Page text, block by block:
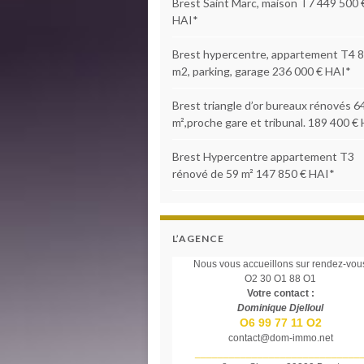
Brest Saint Marc, maison T7 449 500
HAI*
Brest hypercentre, appartement T4
m2, parking, garage 236 000 € HAI*
Brest triangle d’or bureaux rénovés
m²,proche gare et tribunal. 189 400 €
Brest Hypercentre appartement T3
rénové de 59 m² 147 850 € HAI*
L’AGENCE
Nous vous accueillons sur rendez-
O2 30 O1 88 O1
Votre contact :
Dominique Djelloul
O6 99 77 11 O2
contact@dom-immo.net